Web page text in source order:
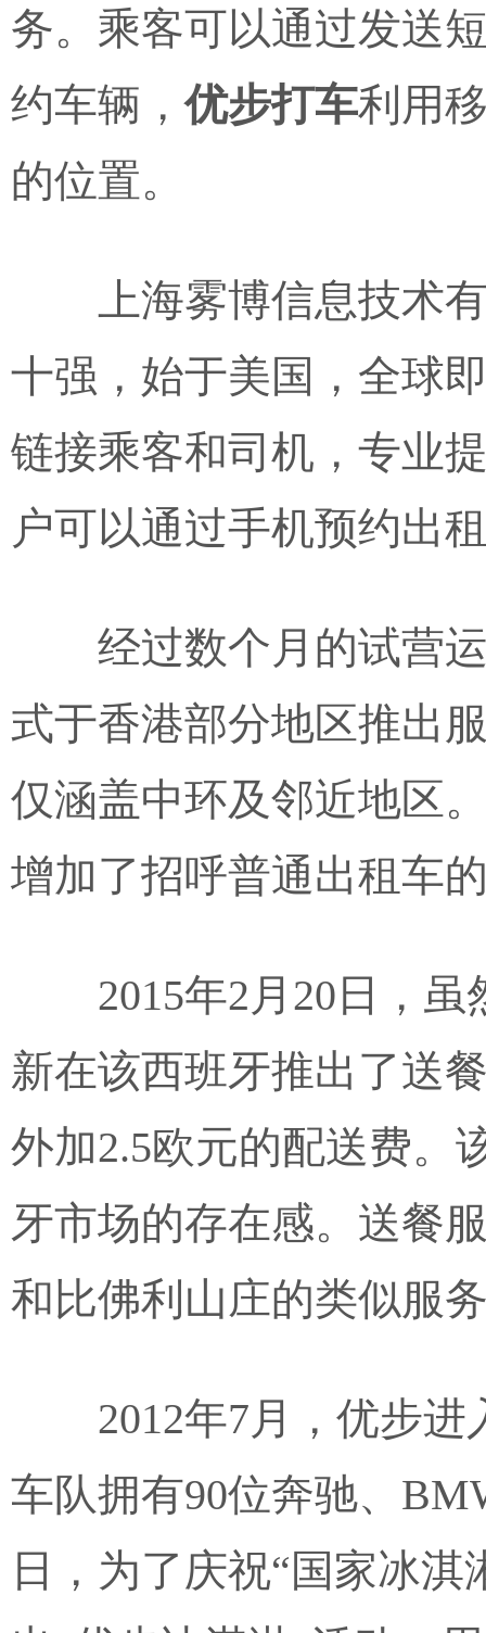
务。乘客可以通过发送
约车辆，优步打车利用
的位置。
上海雾博信息技术
十强，始于美国，全球
链接乘客和司机，专业
户可以通过手机预约出
经过数个月的试营
式于香港部分地区推出
仅涵盖中环及邻近地区
增加了招呼普通出租车
2015年2月20日，
新在该西班牙推出了送
外加2.5欧元的配送费。
牙市场的存在感。送餐
和比佛利山庄的类似服
2012年7月，优步
车队拥有90位奔驰、
日，为了庆祝“国家冰